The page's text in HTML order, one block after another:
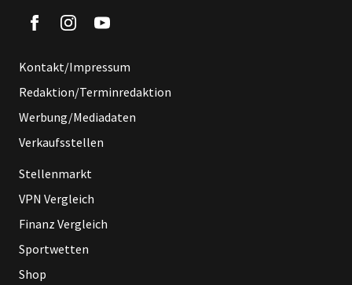
Kontakt/Impressum
Redaktion/Terminredaktion
Werbung/Mediadaten
Verkaufsstellen
Stellenmarkt
VPN Vergleich
Finanz Vergleich
Sportwetten
Shop